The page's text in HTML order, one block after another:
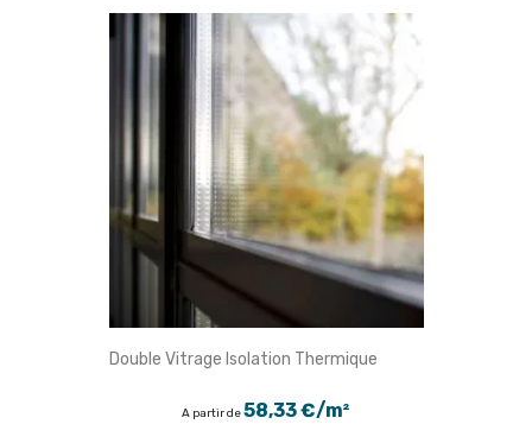
Double Vitrage Isolation Thermique
A partir de58,33 €/m²